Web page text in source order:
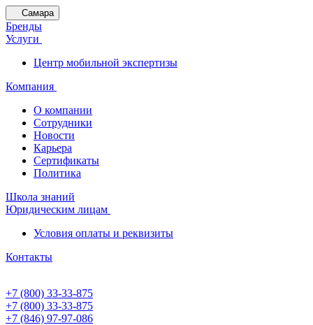
Самара
Бренды
Услуги
Центр мобильной экспертизы
Компания
О компании
Сотрудники
Новости
Карьера
Сертификаты
Политика
Школа знаний
Юридическим лицам
Условия оплаты и реквизиты
Контакты
+7 (800) 33-33-875
+7 (800) 33-33-875
+7 (846) 97-97-086